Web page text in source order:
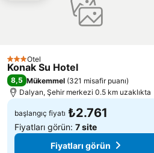
Marmaris fountain
Skopea Marina
3 Yıldız
Otel
Konak Su Hotel
8,5 Mükemmel (321 misafir puanı)
Dalyan, Şehir merkezi 0.5 km uzaklıkta
başlangıç fiyatı ₺2.761
Fiyatları görün: 7 site
Fiyatları görün